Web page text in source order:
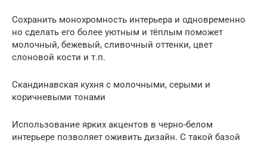
Сохранить монохромность интерьера и одновременно
но сделать его более уютным и тёплым поможет
молочный, бежевый, сливочный оттенки, цвет
слоновой кости и т.п.
Скандинавская кухня с молочными, серыми и
коричневыми тонами
Использование ярких акцентов в черно-белом
интерьере позволяет оживить дизайн. С такой базой